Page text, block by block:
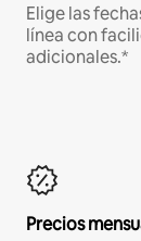
Elige las
línea con
adicionales.*
Precios